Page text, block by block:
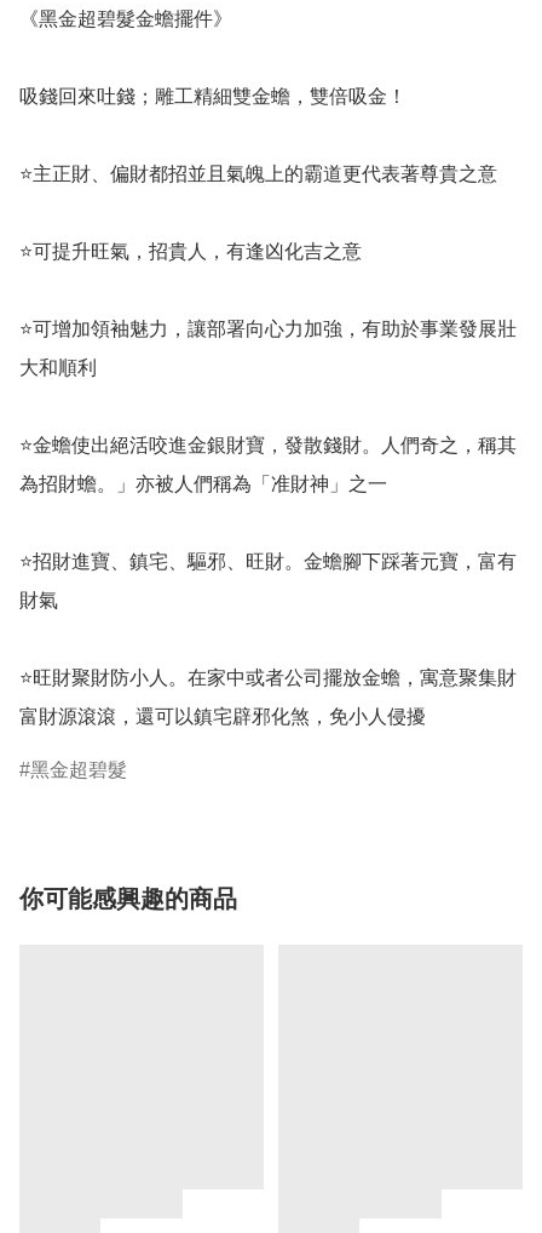
《黑金超碧髮金蟾擺件》
吸錢回來吐錢；雕工精細雙金蟾，雙倍吸金！
⭐️主正財、偏財都招並且氣魄上的霸道更代表著尊貴之意
⭐️可提升旺氣，招貴人，有逢凶化吉之意
⭐️可增加領袖魅力，讓部署向心力加強，有助於事業發展壯
大和順利
⭐金蟾使出絕活咬進金銀財寶，發散錢財。人們奇之，稱其
為招財蟾。」亦被人們稱為「准財神」之一
⭐招財進寶、鎮宅、驅邪、旺財。金蟾腳下踩著元寶，富有
財氣
⭐旺財聚財防小人。在家中或者公司擺放金蟾，寓意聚集財
富財源滾滾，還可以鎮宅辟邪化煞，免小人侵擾
黑金超碧髮
你可能感興趣的商品